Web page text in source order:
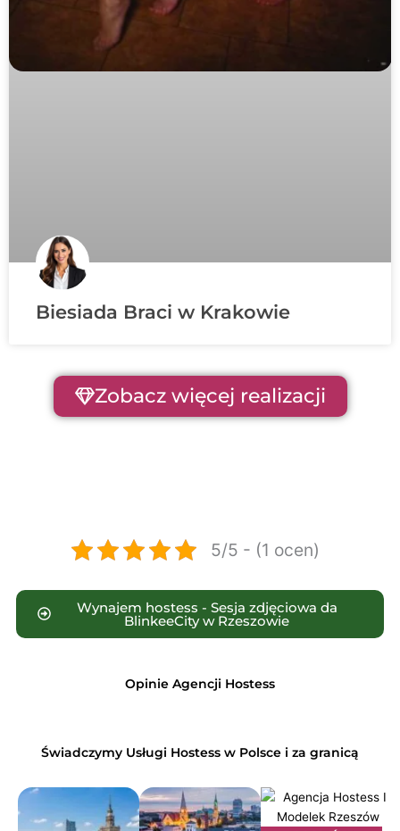
Biesiada Braci w Krakowie
Zobacz więcej realizacji
5/5 - (1 ocen)
Wynajem hostess - Sesja zdjęciowa da
BlinkeeCity w Rzeszowie
Opinie Agencji Hostess
Świadczymy Usługi Hostess w Polsce i za granicą